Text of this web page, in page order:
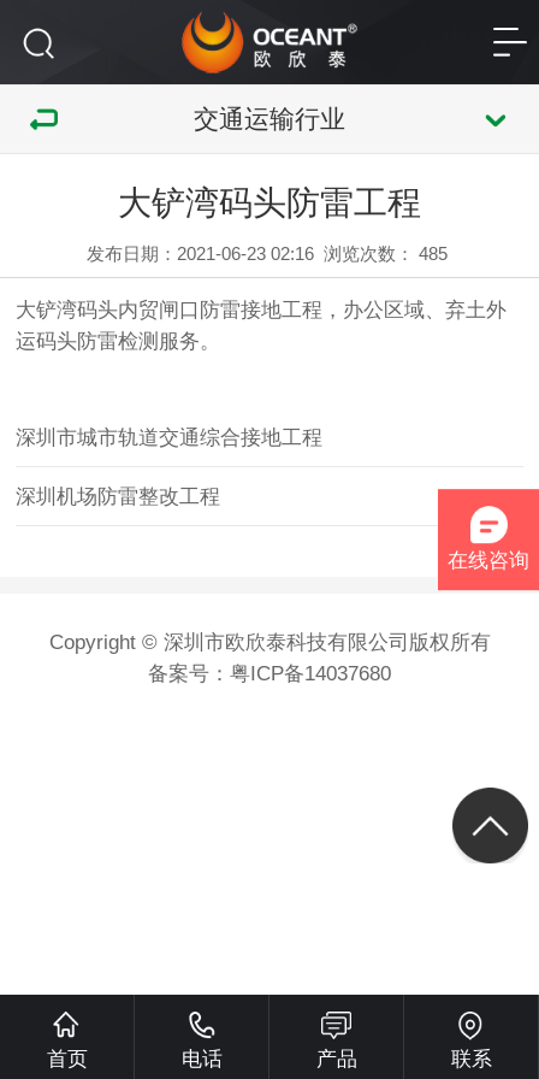
交通运输行业
大铲湾码头防雷工程
发布日期：2021-06-23 02:16 浏览次数： 485
大铲湾码头内贸闸口防雷接地工程，办公区域、弃土外
运码头防雷检测服务。
深圳市城市轨道交通综合接地工程
深圳机场防雷整改工程
Copyright © 深圳市欧欣泰科技有限公司版权所有
备案号： 粤ICP备14037680
首页 电话 产品 联系
在线咨询